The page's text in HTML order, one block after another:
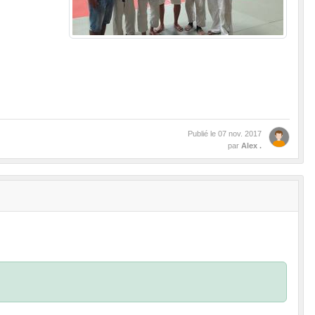
Publié le 07 nov. 2017
par Alex .